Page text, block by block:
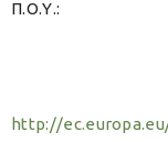
Π.Ο.Υ.:
http://